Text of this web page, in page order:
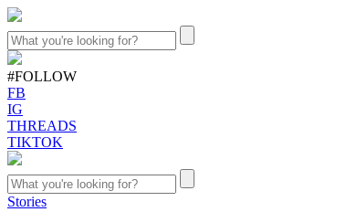
#FOLLOW
FB
IG
THREADS
TIKTOK
Stories